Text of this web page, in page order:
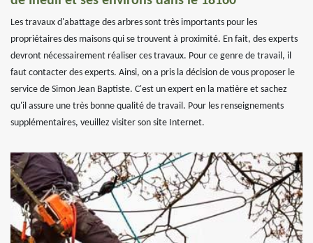
Les travaux d'abattage des arbres sont très importants pour les
propriétaires des maisons qui se trouvent à proximité. En fait, des experts
devront nécessairement réaliser ces travaux. Pour ce genre de travail, il
faut contacter des experts. Ainsi, on a pris la décision de vous proposer le
service de Simon Jean Baptiste. C'est un expert en la matière et sachez
qu'il assure une très bonne qualité de travail. Pour les renseignements
supplémentaires, veuillez visiter son site Internet.